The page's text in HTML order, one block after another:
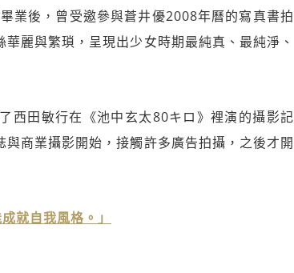
業後，曾受邀參與蒼井優2008年曆的寫真書拍
麗與繁瑣，呈現出少女時期最純真、最純淨、
西田敏行在《池中玄太80キロ》裡演的攝影記
商業攝影開始，接觸許多廣告拍攝，之後才開
就自我風格。」